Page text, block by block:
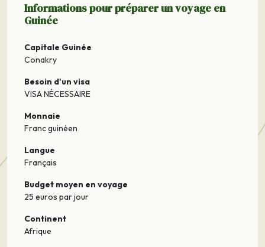
Informations pour préparer un voyage en
Guinée
Capitale Guinée
Conakry
Besoin d'un visa
VISA NÉCESSAIRE
Monnaie
Franc guinéen
Langue
Français
Budget moyen en voyage
25 euros par jour
Continent
Afrique